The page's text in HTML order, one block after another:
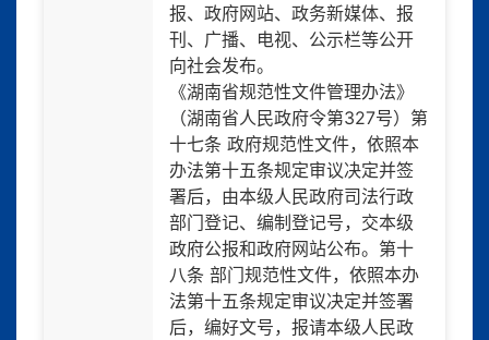
报、政府网站、政务新媒体、报
刊、广播、电视、公示栏等公开
向社会发布。
《湖南省规范性文件管理办法》
（湖南省人民政府令第327号）第
十七条 政府规范性文件，依照本
办法第十五条规定审议决定并签
署后，由本级人民政府司法行政
部门登记、编制登记号，交本级
政府公报和政府网站公布。第十
八条 部门规范性文件，依照本办
法第十五条规定审议决定并签署
后，编好文号，报请本级人民政